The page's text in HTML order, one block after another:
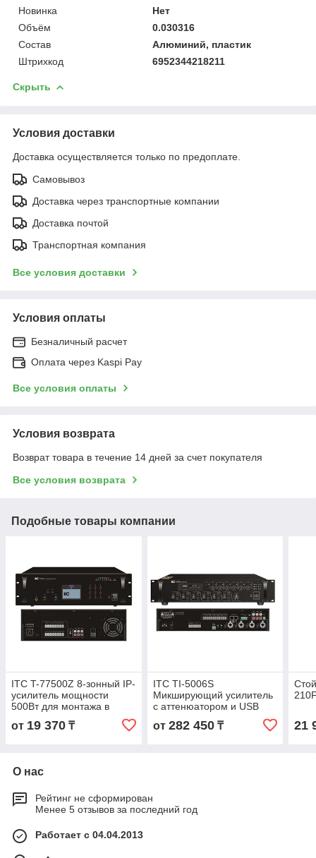
Новинка
Нет
Объём
0.030316
Состав
Алюминий, пластик
Штрихкод
6952344218211
Скрыть
Условия доставки
Доставка осуществляется только по предоплате.
Самовывоз
Доставка через транспортные компании
Доставка почтой
Транспортная компания
Все условия доставки
Условия оплаты
Безналичный расчет
Оплата через Kaspi Pay
Все условия оплаты
Условия возврата
Возврат товара в течение 14 дней за счет покупателя
Все условия возврата
Подобные товары компании
ITC T-77500Z 8-зонный IP-
усилитель мощности
500Вт для монтажа в
от 19 370 ₸
ITC TI-5006S
Микширующий усилитель
с аттенюатором и USB
от 282 450₸ 21
О нас
Рейтинг не сформирован
Менее 5 отзывов за последний год
Работает с 04.04.2013